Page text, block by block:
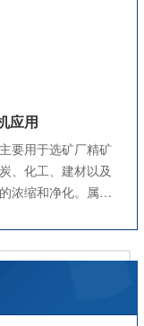
应用
要用于选矿厂精矿
、化工、建材以及
浓缩和净化。属传
较高。